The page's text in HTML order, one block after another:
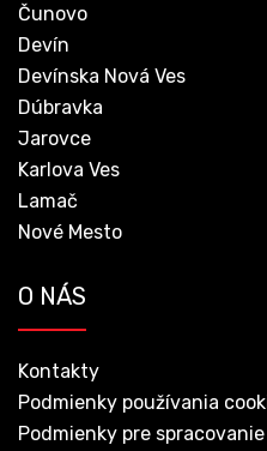
Čunovo
Devín
Devínska Nová Ves
Dúbravka
Jarovce
Karlova Ves
Lamač
Nové Mesto
O NÁS
Kontakty
Podmienky používania
Podmienky pre